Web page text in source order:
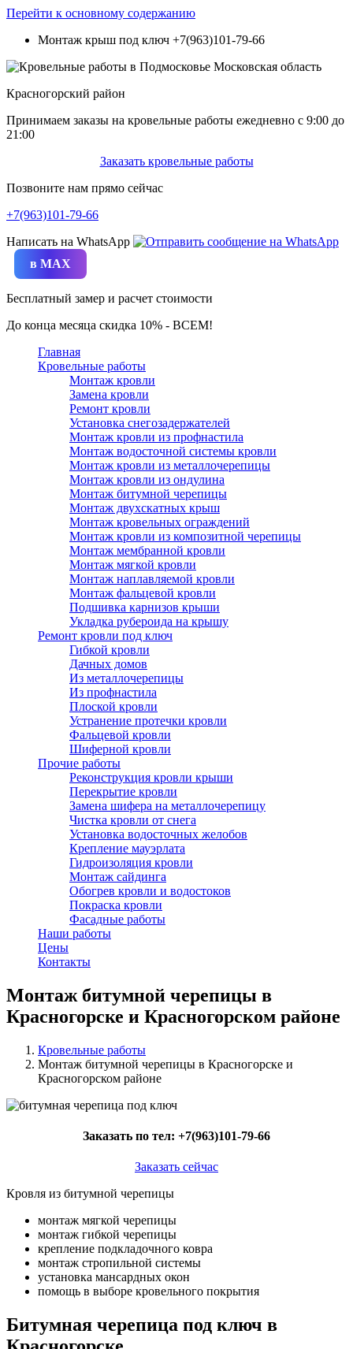
Перейти к основному содержанию
Монтаж крыш под ключ +7(963)101-79-66
Красногорский район
Принимаем заказы на кровельные работы ежедневно c 9:00 до
21:00
Заказать кровельные работы
Позвоните нам прямо сейчас
+7(963)101-79-66
Написать на WhatsApp
в MAX
Бесплатный замер и расчет стоимости
До конца месяца скидка 10% - ВСЕМ!
Главная
Кровельные работы
Монтаж кровли
Замена кровли
Ремонт кровли
Установка снегозадержателей
Монтаж кровли из профнастила
Монтаж водосточной системы кровли
Монтаж кровли из металлочерепицы
Монтаж кровли из ондулина
Монтаж битумной черепицы
Монтаж двухскатных крыш
Монтаж кровельных ограждений
Монтаж кровли из композитной черепицы
Монтаж мембранной кровли
Монтаж мягкой кровли
Монтаж наплавляемой кровли
Монтаж фальцевой кровли
Подшивка карнизов крыши
Укладка рубероида на крышу
Ремонт кровли под ключ
Гибкой кровли
Дачных домов
Из металлочерепицы
Из профнастила
Плоской кровли
Устранение протечки кровли
Фальцевой кровли
Шиферной кровли
Прочие работы
Реконструкция кровли крыши
Перекрытие кровли
Замена шифера на металлочерепицу
Чистка кровли от снега
Установка водосточных желобов
Крепление мауэрлата
Гидроизоляция кровли
Монтаж сайдинга
Обогрев кровли и водостоков
Покраска кровли
Фасадные работы
Наши работы
Цены
Контакты
Монтаж битумной черепицы в
Красногорске и Красногорском районе
Кровельные работы
Монтаж битумной черепицы в Красногорске и
Красногорском районе
Заказать по тел: +7(963)101-79-66
Заказать сейчас
Кровля из битумной черепицы
монтаж мягкой черепицы
монтаж гибкой черепицы
крепление подкладочного ковра
монтаж стропильной системы
установка мансардных окон
помощь в выборе кровельного покрытия
Битумная черепица под ключ в